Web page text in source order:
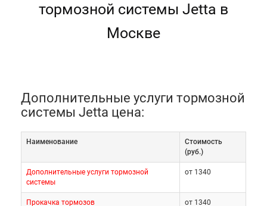
тормозной системы Jetta в
Москве
Дополнительные услуги тормозной
системы Jetta цена:
Наименование
Cтоимость
(руб.)
Дополнительные услуги тормозной
системы
от 1340
Прокачка тормозов от 1340